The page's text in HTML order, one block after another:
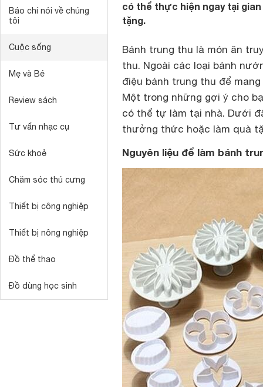
Báo chí nói về chúng
tôi
Cuộc sống
Mẹ và Bé
Review sách
Tư vấn nhạc cụ
Sức khoẻ
Chăm sóc thú cưng
Thiết bị công nghiệp
Thiết bị nông nghiệp
Đồ thể thao
Đồ dùng học sinh
có thể thực hiện ngay tại
tặng.
Bánh trung thu là món ăn
thu. Ngoài các loại bánh
điệu bánh trung thu để
Một trong những gợi ý cho
có thể tự làm tại nhà. Dưới
thưởng thức hoặc làm quà
Nguyên liệu để làm bánh